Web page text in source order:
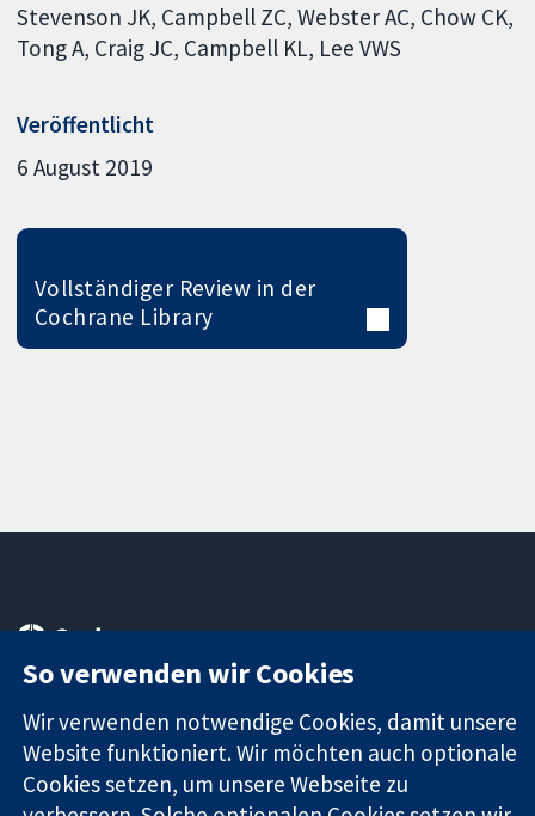
Stevenson JK Campbell ZC Webster AC Chow CK
Tong A Craig JC Campbell KL Lee VWS
Veröffentlicht
6 August 2019
Vollständiger Review in der
Cochrane Library
Zuverlässige
Evidenz
Informierte
Entscheidungen
Bessere
11-13 Cavendish
Square
London
W1G0AN
Vereinigtes
Königreich
Kontaktieren
Pressestelle
Über uns
Cochrane
So verwenden wir Cookies
Wir verwenden notwendige Cookies, damit unsere
Website funktioniert. Wir möchten auch optionale
Cookies setzen, um unsere Webseite zu